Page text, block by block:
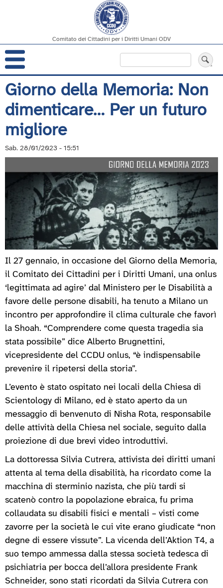
Salta
al
contenuto
principale
Comitato dei Cittadini per i Diritti Umani ODV
Navigazione
principale
Giorno della Memoria: Non
dimenticare… Per un futuro
migliore
Sab. 28/01/2023 - 15:51
Il 27 gennaio, in occasione del Giorno della Memoria,
il Comitato dei Cittadini per i Diritti Umani, una onlus
‘legittimata ad agire’ dal Ministero per le Disabilità a
favore delle persone disabili, ha tenuto a Milano un
incontro per approfondire il clima culturale che favorì
la Shoah. “Comprendere come questa tragedia sia
stata possibile” dice Alberto Brugnettini,
vicepresidente del CCDU onlus, “è indispensabile
prevenire il ripetersi della storia”.
L’evento è stato ospitato nei locali della Chiesa di
Scientology di Milano, ed è stato aperto da un
messaggio di benvenuto di Nisha Rota, responsabile
delle attività della Chiesa nel sociale, seguito dalla
proiezione di due brevi video introduttivi.
La dottoressa Silvia Cutrera, attivista dei diritti umani
attenta al tema della disabilità, ha ricordato come la
macchina di sterminio nazista, che più tardi si
scatenò contro la popolazione ebraica, fu prima
collaudata su disabili fisici e mentali – visti come
zavorre per la società le cui vite erano giudicate “non
degne di essere vissute”. La vicenda dell’Aktion T4, a
suo tempo ammessa dalla stessa società tedesca di
psichiatria per bocca dell’allora presidente Frank
Schneider, sono stati ricordati da Silvia Cutrera con